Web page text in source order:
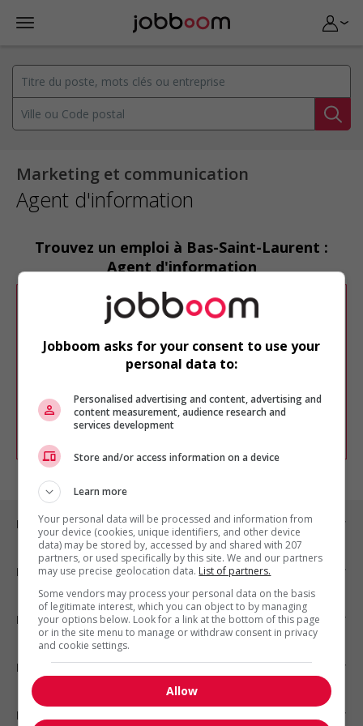
Marketing et communication
Agent d'information
Trouvez un emploi à Bas-Saint-Laurent :
Agent d'information
Désolé, cette recherche n'a produit aucun
résultat.
Veuillez faire une nouvelle recherche.
Vous pouvez en tout temps utiliser nos
chercher un poste selon votre profil
d'intérêt en emploi en vousinscrivant
comme membre Jobboom.
Emplois par ville
Emplois par secteur
Emplois par statut
Emplois par type
Nos suggestions
Jobboom asks for your consent to use your
personal data to:
Personalised advertising and content, advertising and
content measurement, audience research and
services development
Store and/or access information on a device
Learn more
Your personal data will be processed and information from
your device (cookies, unique identifiers, and other device
data) may be stored by, accessed by and shared with 207
partners, or used specifically by this site. We and our partners
may use precise geolocation data. List of partners.
Some vendors may process your personal data on the basis
of legitimate interest, which you can object to by managing
your options below. Look for a link at the bottom of this page
or in the site menu to manage or withdraw consent in privacy
and cookie settings.
Allow